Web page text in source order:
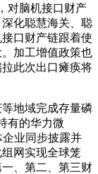
对脑机接口财产
化聪慧海关、聪
口财产链跟着使
加工增值政策也
此次出口瘫痪将
地域完成存量磷
有的华力微
企业同步披露并
网实现全球笼
、第二、第三财